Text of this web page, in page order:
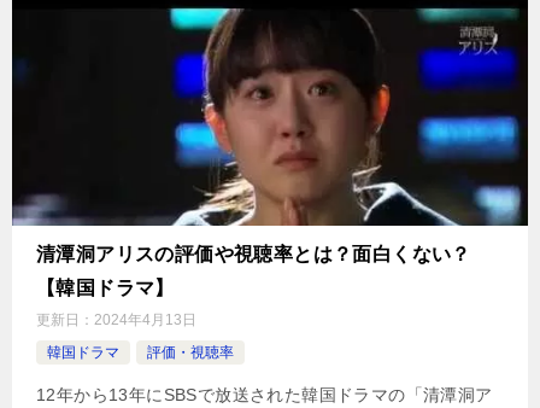
清潭洞アリスの評価や視聴率とは？面白くない？
【韓国ドラマ】
更新日： 2024年4月13日
韓国ドラマ
評価・視聴率
12年から13年にSBSで放送された韓国ドラマの「清潭洞ア